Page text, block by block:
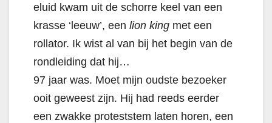
eluid kwam uit de schorre keel van een
krasse ‘leeuw’, een lion king met een
rollator. Ik wist al van bij het begin van de
rondleiding dat hij…
97 jaar was. Moet mijn oudste bezoeker
ooit geweest zijn. Hij had reeds eerder
een zwakke proteststem laten horen, een